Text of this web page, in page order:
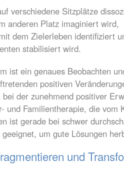
verschiedene Sitzplätze
anderen Platz imaginiert wird,
dem Zielerleben identifiziert
stabilisiert wird.
ist ein genaues Beobachten
positiven
der zunehmend positiver
und Familientherapie, die vom
ist gerade bei schwer
um gute Lösungen
und